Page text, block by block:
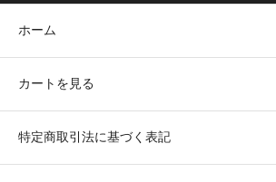
ホーム
カートを見る
特定商取引法に基づく表記